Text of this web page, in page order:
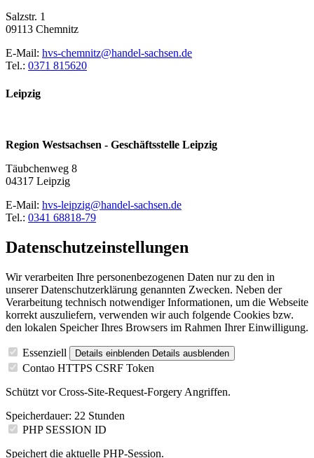
Salzstr. 1
09113 Chemnitz
E-Mail: hvs-chemnitz@handel-sachsen.de
Tel.: 0371 815620
Leipzig
Region Westsachsen - Geschäftsstelle Leipzig
Täubchenweg 8
04317 Leipzig
E-Mail: hvs-leipzig@handel-sachsen.de
Tel.: 0341 68818-79
Datenschutzeinstellungen
Wir verarbeiten Ihre personenbezogenen Daten nur zu den in
unserer Datenschutzerklärung genannten Zwecken. Neben der
Verarbeitung technisch notwendiger Informationen, um die Webseite
korrekt auszuliefern, verwenden wir auch folgende Cookies bzw.
den lokalen Speicher Ihres Browsers im Rahmen Ihrer Einwilligung.
Essenziell Details einblenden Details ausblenden
Contao HTTPS CSRF Token
Schützt vor Cross-Site-Request-Forgery Angriffen.
Speicherdauer: 22 Stunden
PHP SESSION ID
Speichert die aktuelle PHP-Session.